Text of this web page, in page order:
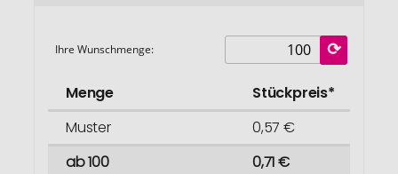
Ihre Wunschmenge:
Menge
Stückpreis*
Muster
0,57 €
ab 100
0,71 €